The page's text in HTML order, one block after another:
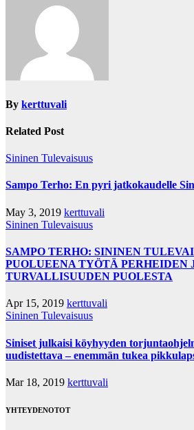
By kerttuvali
Related Post
Sininen Tulevaisuus
Sampo Terho: En pyri jatkokaudelle
May 3, 2019 kerttuvali
Sininen Tulevaisuus
SAMPO TERHO: SININEN
PUOLUEENA TYÖTÄ PERHEIDEN
TURVALLISUUDEN PUOLESTA
Apr 15, 2019 kerttuvali
Sininen Tulevaisuus
Siniset julkaisi köyhyyden
uudistettava – enemmän tukea
Mar 18, 2019 kerttuvali
YHTEYDENOTOT